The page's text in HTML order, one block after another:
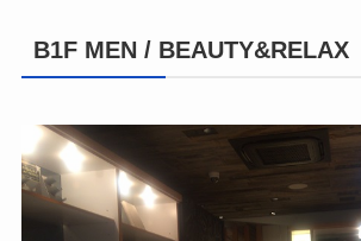
B1F MEN / BEAUTY&RELAX